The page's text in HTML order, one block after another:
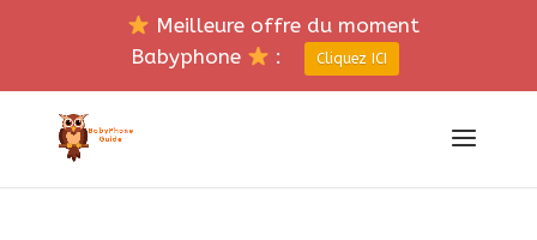
Meilleure offre du moment
Babyphone
: Cliquez ICI